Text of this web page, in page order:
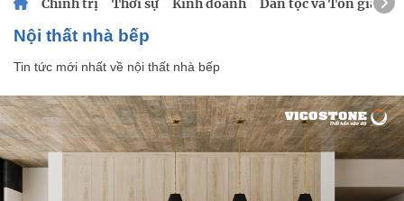
Chính trị Thời sự Kinh doanh Dân tộc và Tôn giáo
nội thất nhà bếp
Tin tức mới nhất về nội thất nhà bếp